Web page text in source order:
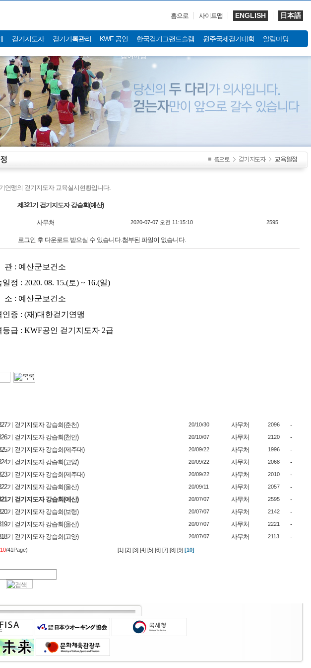
홈으로 사이트맵 ENGLISH 日本語
걷기지도자 걷기기록관리 KWF 공인 한국걷기그랜드슬램 원주국제걷기대회 알림마당
참여마당
연맹의 걷기지도자 교육실시현황입니다.
제321기 걷기지도자 강습회(예산)
사무처 2020-07-07 오전 11:15:10 2595
로그인 후 다운로드 받으실 수 있습니다.첨부된 파일이 없습니다.
: 예산군보건소
정 : 2020. 08. 15.(토) ~ 16.(일)
: 예산군보건소
인증 : (재)대한걷기연맹
등급 : KWF공인 걷기지도자 2급
기 걷기지도자 강습회(춘천) 20/10/30 사무처 2096 -
기 걷기지도자 강습회(천안) 20/10/07 사무처 2120 -
기 걷기지도자 강습회(제주대) 20/09/22 사무처 1996 -
기 걷기지도자 강습회(고양) 20/09/22 사무처 2068 -
기 걷기지도자 강습회(제주대) 20/09/22 사무처 2010 -
기 걷기지도자 강습회(울산) 20/09/11 사무처 2057
-
기 걷기지도자 강습회(예산)
20/07/07 사무처 2595 -
기 걷기지도자 강습회(보령) 20/07/07 사무처 2142 -
기 걷기지도자 강습회(울산) 20/07/07 사무처 2221 -
기 걷기지도자 강습회(고양) 20/07/07 사무처 2113 -
10/41Page) [1] [2] [3] [4] [5] [6] [7] [8] [9] [10]